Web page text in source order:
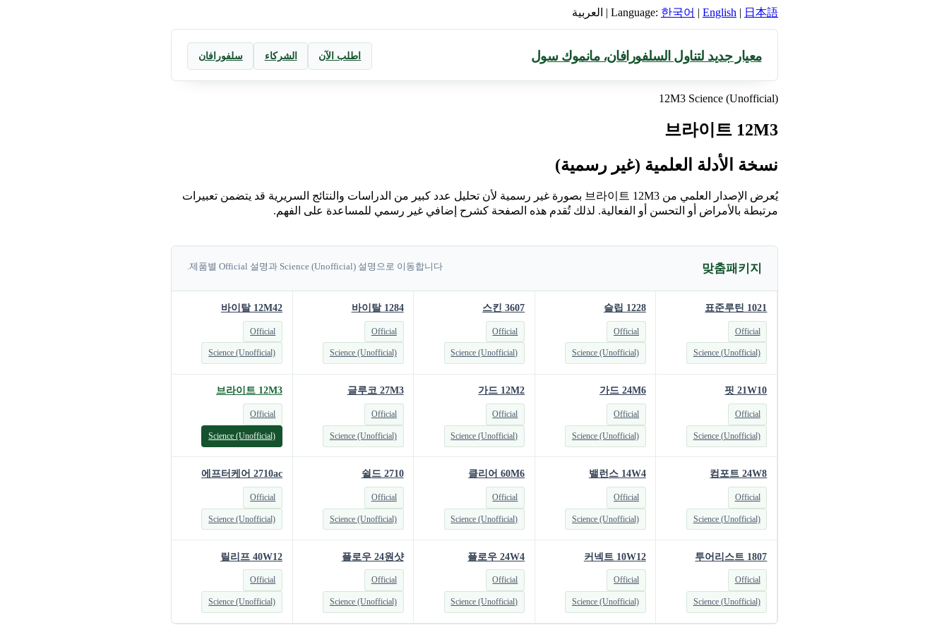
Language: 한국어 | English | 日本語
| العربية
معيار جديد لتناول السلفورافان، مانموك سول اطلب الآن الشركاء سلفورافان
12M3 Science (Unofficial)
브라이트 12M3
نسخة الأدلة العلمية (غير رسمية)
يُعرض الإصدار العلمي من 브라이트 12M3 بصورة غير رسمية لأن تحليل عدد كبير من الدراسات والنتائج السريرية قد يتضمن تعبيرات
مرتبطة بالأمراض أو التحسن أو الفعالية. لذلك تُقدم هذه الصفحة كشرح إضافي غير رسمي للمساعدة على الفهم.
맞춤패키지
제품별 Official 설명과 Science (Unofficial) 설명으로 이동합니다.
표준루틴 1021
Official
Science (Unofficial)
슬립 1228
Official
Science (Unofficial)
스킨 3607
Official
Science (Unofficial)
바이탈 1284
Official
Science (Unofficial)
바이탈 12M42
Official
Science (Unofficial)
핏 21W10
Official
Science (Unofficial)
가드 24M6
Official
Science (Unofficial)
가드 12M2
Official
Science (Unofficial)
글루코 27M3
Official
Science (Unofficial)
브라이트 12M3
Official
Science (Unofficial)
컴포트 24W8
Official
Science (Unofficial)
밸런스 14W4
Official
Science (Unofficial)
클리어 60M6
Official
Science (Unofficial)
쉴드 2710
Official
Science (Unofficial)
에프터케어 2710ac
Official
Science (Unofficial)
투어리스트 1807
Official
Science (Unofficial)
커넥트 10W12
Official
Science (Unofficial)
플로우 24W4
Official
Science (Unofficial)
플로우 24원샷
Official
Science (Unofficial)
릴리프 40W12
Official
Science (Unofficial)